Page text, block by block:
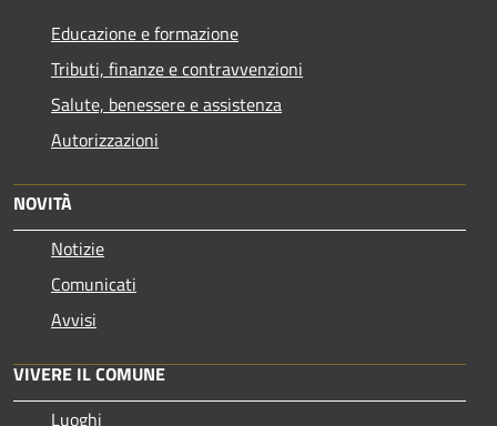
Educazione e formazione
Tributi, finanze e contravvenzioni
Salute, benessere e assistenza
Autorizzazioni
NOVITÀ
Notizie
Comunicati
Avvisi
VIVERE IL COMUNE
Luoghi